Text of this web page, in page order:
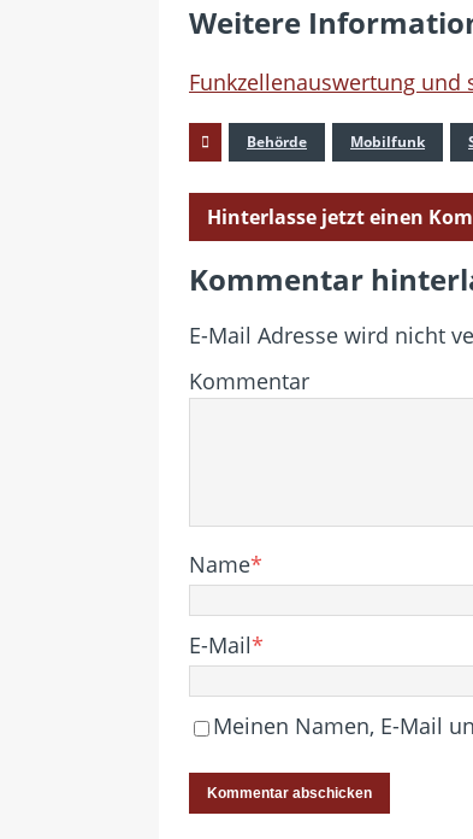
Weitere
Funkzellenauswertung und
Behörde Mobilfunk
Hinterlasse jetzt einen
Kommentar
E-Mail Adresse wird nicht
Kommentar
Name*
E-Mail*
Meinen Namen, E-Mail